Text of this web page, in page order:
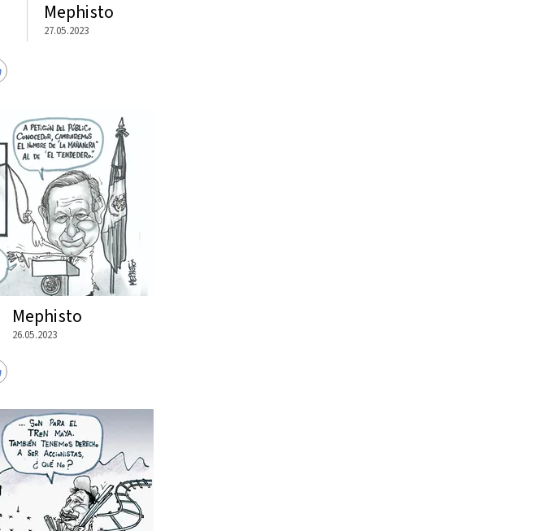
Mephisto
27.05.2023
Mephisto
26.05.2023